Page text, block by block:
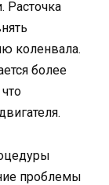
Расточка
коленвала.
более
проблемы